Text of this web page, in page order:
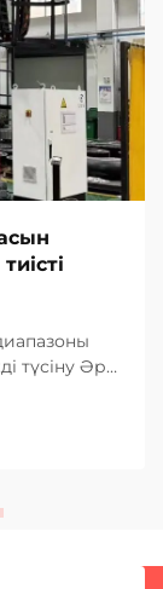
түсіну Әр
жылуды